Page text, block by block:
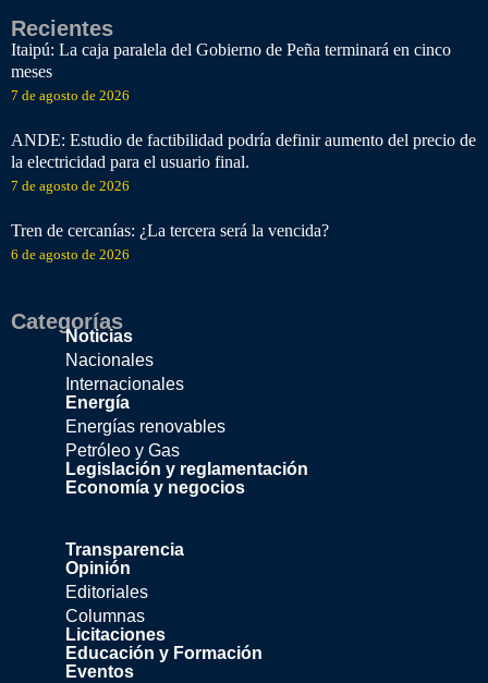
Recientes
Itaipú: La caja paralela del Gobierno de Peña terminará en cinco
meses
7 de agosto de 2026
ANDE: Estudio de factibilidad podría definir aumento del precio de
la electricidad para el usuario final.
7 de agosto de 2026
Tren de cercanías: ¿La tercera será la vencida?
6 de agosto de 2026
Categorías
Noticias
Nacionales
Internacionales
Energía
Energías renovables
Petróleo y Gas
Legislación y reglamentación
Economía y negocios
Transparencia
Opinión
Editoriales
Columnas
Licitaciones
Educación y Formación
Eventos